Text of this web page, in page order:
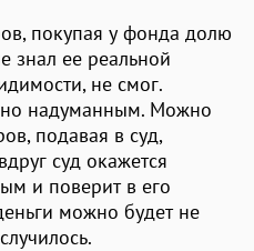
покупая у фонда долю
знал ее реальной
не смог.
надуманным. Можно
подавая в суд,
суд окажется
и поверит в его
можно будет не